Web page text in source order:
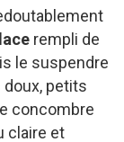
rempli de
le suspendre
doux, petits
concombre
claire et